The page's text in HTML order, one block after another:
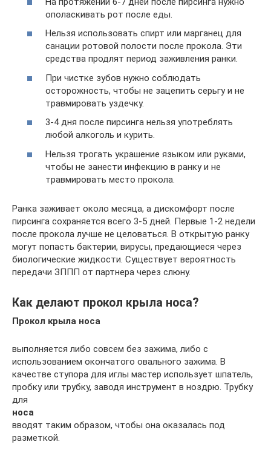
ополаскивать рот после еды.
Нельзя использовать спирт или марганец для
санации ротовой полости после прокола. Эти
средства продлят период заживления ранки.
При чистке зубов нужно соблюдать
осторожность, чтобы не зацепить серьгу и не
травмировать уздечку.
3-4 дня после пирсинга нельзя употреблять
любой алкоголь и курить.
Нельзя трогать украшение языком или руками,
чтобы не занести инфекцию в ранку и не
травмировать место прокола.
Ранка заживает около месяца, а дискомфорт после
пирсинга сохраняется всего 3-5 дней. Первые 1-2 недели
после прокола лучше не целоваться. В открытую ранку
могут попасть бактерии, вирусы, предающиеся через
биологические жидкости. Существует вероятность
передачи ЗППП от партнера через слюну.
Как делают прокол крыла носа?
Прокол крыла носа
выполняется либо совсем без зажима, либо с
использованием окончатого овального зажима. В
качестве ступора для иглы мастер использует шпатель,
пробку или трубку, заводя инструмент в ноздрю. Трубку
для
носа
вводят таким образом, чтобы она оказалась под
разметкой.